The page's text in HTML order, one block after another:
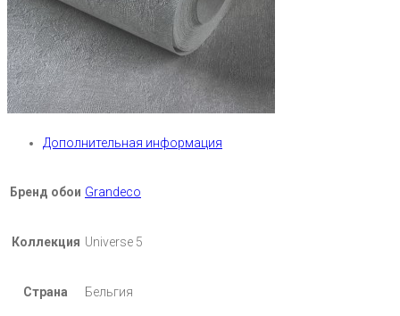
Дополнительная информация
Бренд обои Grandeco
Коллекция Universe 5
Страна Бельгия